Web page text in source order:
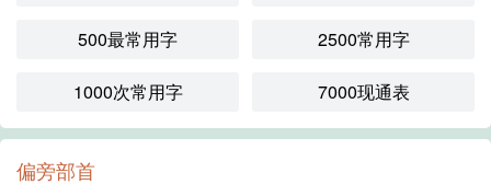
500最常用字 2500常用字
1000次常用字 7000现通表
偏旁部首